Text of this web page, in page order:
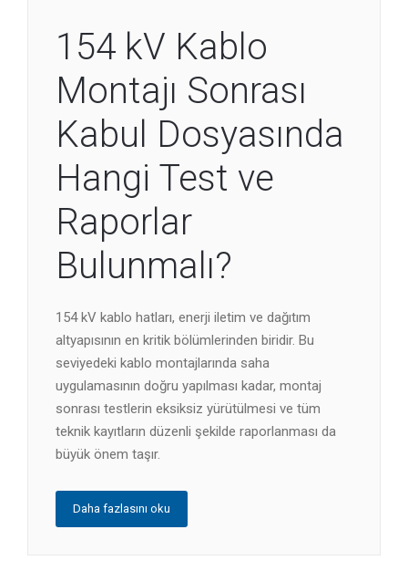
154 kV Kablo
Montajı Sonrası
Kabul Dosyasında
Hangi Test ve
Raporlar
Bulunmalı?
154 kV kablo hatları, enerji iletim ve dağıtım
altyapısının en kritik bölümlerinden biridir. Bu
seviyedeki kablo montajlarında saha
uygulamasının doğru yapılması kadar, montaj
sonrası testlerin eksiksiz yürütülmesi ve tüm
teknik kayıtların düzenli şekilde raporlanması da
büyük önem taşır.
Daha fazlasını oku